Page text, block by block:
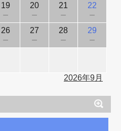
19
－
20
－
21
－
22
－
26
－
27
－
28
－
29
－
2026年9月